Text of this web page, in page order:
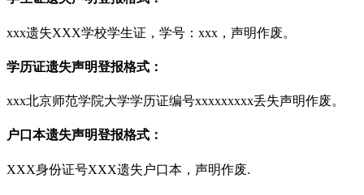
xxx遗失XXX学校学生证，学号：xxx，声明作废。
学历证遗失声明登报格式：
xxx北京师范学院大学学历证编号xxxxxxxxx丢失声明作废。
户口本遗失声明登报格式：
XXX身份证号XXX遗失户口本，声明作废.